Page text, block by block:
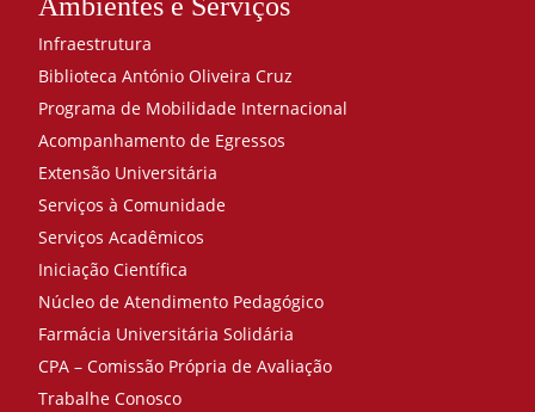
Infraestrutura
Biblioteca António Oliveira Cruz
Programa de Mobilidade Internacional
Acompanhamento de Egressos
Extensão Universitária
Serviços à Comunidade
Serviços Acadêmicos
Iniciação Científica
Núcleo de Atendimento Pedagógico
Farmácia Universitária Solidária
CPA – Comissão Própria de Avaliação
Trabalhe Conosco